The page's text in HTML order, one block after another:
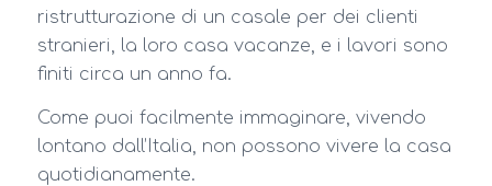
ristrutturazione di un casale per dei clienti
stranieri, la loro casa vacanze, e i lavori sono
finiti circa un anno fa.
Come puoi facilmente immaginare, vivendo
lontano dall’Italia, non possono vivere la casa
quotidianamente.